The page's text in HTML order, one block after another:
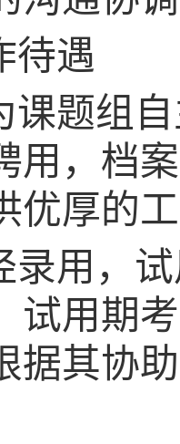
待遇
课题组
用，档
优厚的
录用，
试用期
据其协